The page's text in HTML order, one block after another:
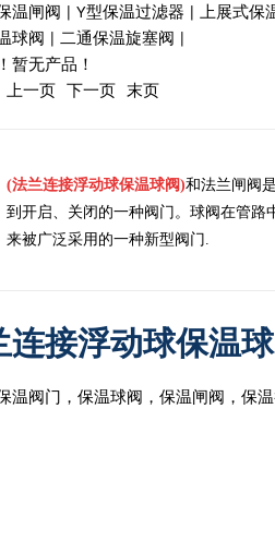
温闸阀 | Y型保温过滤器 | 上展式保
球阀 | 二通保温旋塞阀 |
暂无产品！
上一页 下一页 末页
(法兰连接浮动球保温球阀)和法兰闸阀
到开启、关闭的一种阀门。球阀在管路
来被广泛采用的一种新型阀门.
连接浮动球保温
温阀门，保温球阀，保温闸阀，保